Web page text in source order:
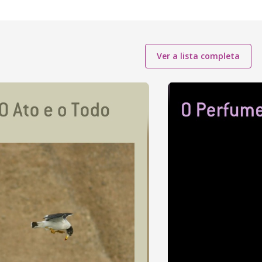
Ver a lista completa